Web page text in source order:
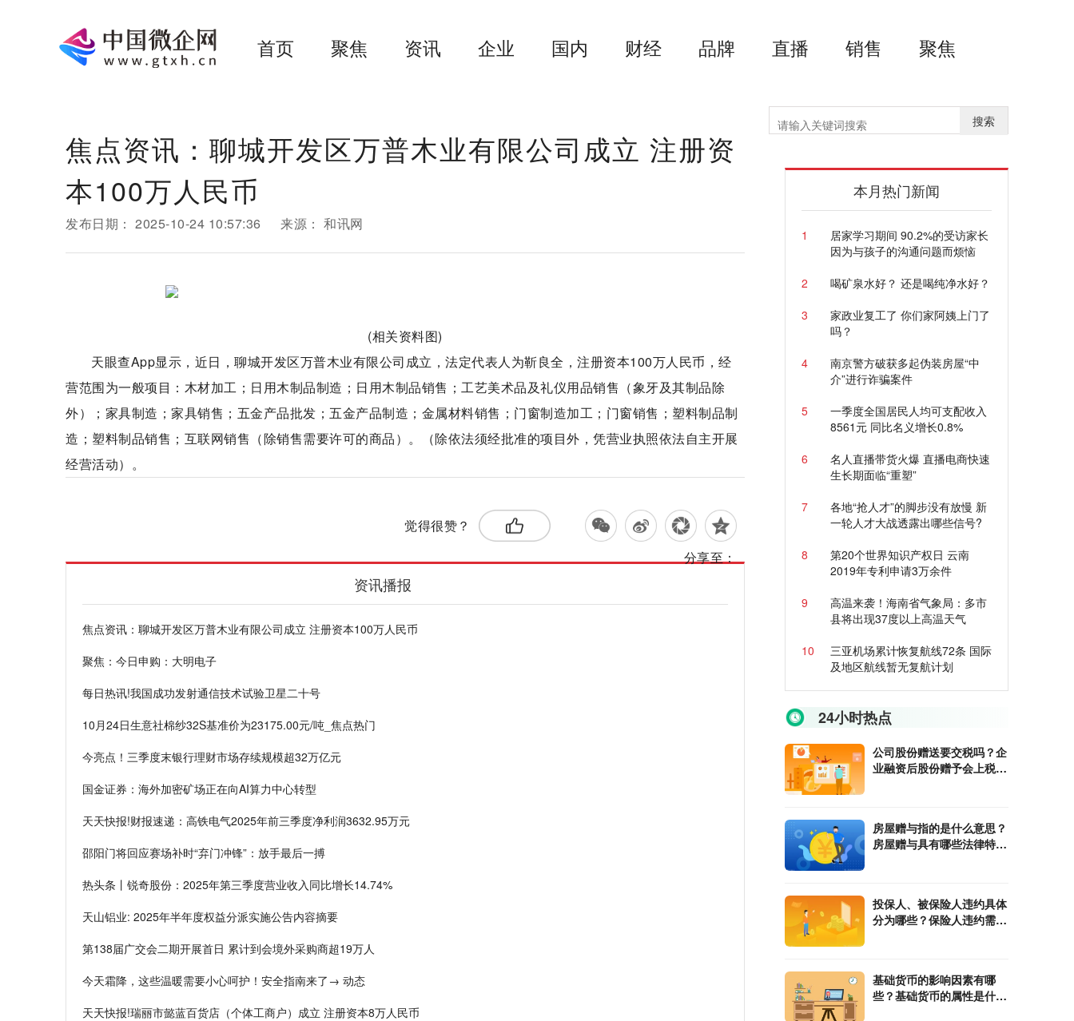
首页 聚焦 资讯 企业 国内 财经 品牌 直播 销售 聚焦
焦点资讯：聊城开发区万普木业有限公司成立 注册资
本100万人民币
发布日期： 2025-10-24 10:57:36 来源： 和讯网
(相关资料图)
天眼查App显示，近日，聊城开发区万普木业有限公司成立，法定代表人为靳良全，注册资本100万人民币，经
营范围为一般项目：木材加工；日用木制品制造；日用木制品销售；工艺美术品及礼仪用品销售（象牙及其制品除
外）；家具制造；家具销售；五金产品批发；五金产品制造；金属材料销售；门窗制造加工；门窗销售；塑料制品制
造；塑料制品销售；互联网销售（除销售需要许可的商品）。（除依法须经批准的项目外，凭营业执照依法自主开展
经营活动）。
觉得很赞？
分享至：
资讯播报
焦点资讯：聊城开发区万普木业有限公司成立 注册资本100万人民币
聚焦：今日申购：大明电子
每日热讯!我国成功发射通信技术试验卫星二十号
10月24日生意社棉纱32S基准价为23175.00元/吨_焦点热门
今亮点！三季度末银行理财市场存续规模超32万亿元
国金证券：海外加密矿场正在向AI算力中心转型
天天快报!财报速递：高铁电气2025年前三季度净利润3632.95万元
邵阳门将回应赛场补时“弃门冲锋”：放手最后一搏
热头条丨锐奇股份：2025年第三季度营业收入同比增长14.74%
天山铝业: 2025年半年度权益分派实施公告内容摘要
第138届广交会二期开展首日 累计到会境外采购商超19万人
今天霜降，这些温暖需要小心呵护！安全指南来了→ 动态
天天快报!瑞丽市懿蓝百货店（个体工商户）成立 注册资本8万人民币
搜索
本月热门新闻
1
居家学习期间 90.2%的受访家长
因为与孩子的沟通问题而烦恼
2
喝矿泉水好？ 还是喝纯净水好？
3
家政业复工了 你们家阿姨上门了
吗？
4
南京警方破获多起伪装房屋“中
介”进行诈骗案件
5
一季度全国居民人均可支配收入
8561元 同比名义增长0.8%
6
名人直播带货火爆 直播电商快速
生长期面临“重塑”
7
各地“抢人才”的脚步没有放慢 新
一轮人才大战透露出哪些信号?
8
第20个世界知识产权日 云南
2019年专利申请3万余件
9
高温来袭！海南省气象局：多市
县将出现37度以上高温天气
10
三亚机场累计恢复航线72条 国际
及地区航线暂无复航计划
24小时热点
公司股份赠送要交税吗？企
业融资后股份赠予会上税
房屋赠与指的是什么意思？
房屋赠与具有哪些法律特
投保人、被保险人违约具体
分为哪些？保险人违约需要
基础货币的影响因素有哪
些？基础货币的属性是什